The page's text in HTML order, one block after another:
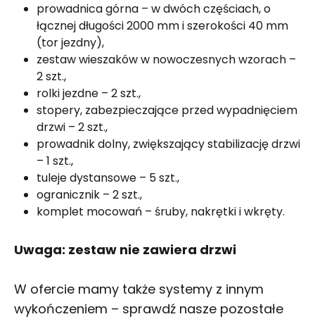
prowadnica górna – w dwóch częściach, o
łącznej długości 2000 mm i szerokości 40 mm
(tor jezdny),
zestaw wieszaków w nowoczesnych wzorach –
2 szt.,
rolki jezdne – 2 szt.,
stopery, zabezpieczające przed wypadnięciem
drzwi – 2 szt.,
prowadnik dolny, zwiększający stabilizację drzwi
– 1 szt.,
tuleje dystansowe – 5 szt.,
ogranicznik – 2 szt.,
komplet mocowań – śruby, nakrętki i wkręty.
Uwaga: zestaw nie zawiera drzwi
W ofercie mamy także systemy z innym
wykończeniem – sprawdź nasze pozostałe